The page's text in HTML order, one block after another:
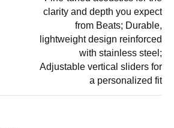
clarity and depth you expect
from Beats; Durable,
lightweight design reinforced
with stainless steel;
Adjustable vertical sliders for
a personalized fit